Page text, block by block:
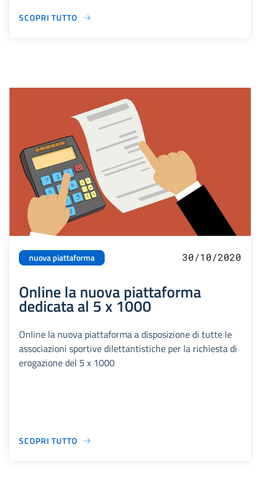
SCOPRI TUTTO
nuova piattaforma 30/10/2020
Online la nuova piattaforma
dedicata al 5 x 1000
Online la nuova piattaforma a disposizione di tutte le
associazioni sportive dilettantistiche per la richiesta di
erogazione del 5 x 1000
SCOPRI TUTTO